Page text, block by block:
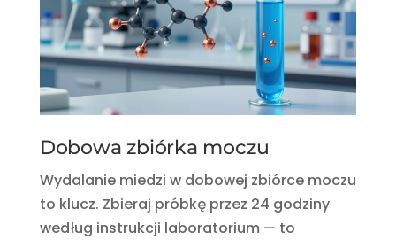
Dobowa zbiórka moczu
Wydalanie miedzi w dobowej zbiórce moczu
to klucz. Zbieraj próbkę przez 24 godziny
według instrukcji laboratorium — to